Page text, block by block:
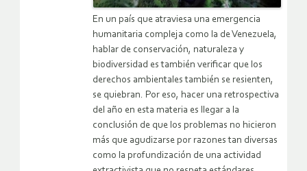
En un país que atraviesa una emergencia
humanitaria compleja como la de Venezuela,
hablar de conservación, naturaleza y
biodiversidad es también verificar que los
derechos ambientales también se resienten,
se quiebran. Por eso, hacer una retrospectiva
del año en esta materia es llegar a la
conclusión de que los problemas no hicieron
más que agudizarse por razones tan diversas
como la profundización de una actividad